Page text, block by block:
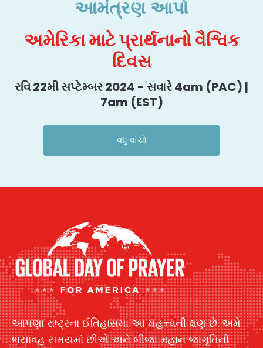
આમંત્રણ આપો
અમેરિકા માટે પ્રાર્થનાનો વૈશ્વિક
દિવસ
રવિ 22મી સપ્ટેમ્બર 2024 - સવારે 4am (PAC) |
7am (EST)
વધુ વાંચો
આપણા રાષ્ટ્રના ઈતિહાસમાં આ મહત્ત્વની ક્ષણ છે. અમે
ભયાવહ સમયમાં છીએ અને બીજા મહાન જાગૃતિની